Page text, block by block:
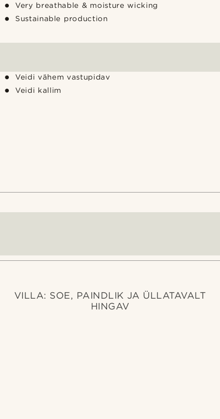
Very breathable & moisture wicking
Sustainable production
Veidi vähem vastupidav
Veidi kallim
VILLA: SOE, PAINDLIK JA ÜLLATAVALT
HINGAV